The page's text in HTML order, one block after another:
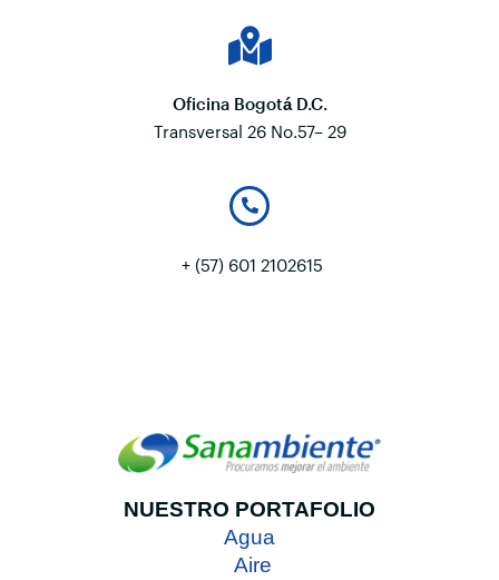
Oficina Bogotá D.C.
Transversal 26 No.57– 29
+ (57) 601 2102615
NUESTRO PORTAFOLIO
Agua
Aire